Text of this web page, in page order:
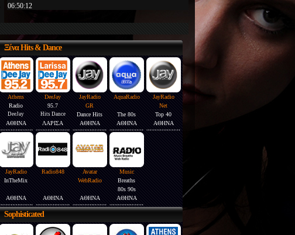
06:50:12
ΞέναHits & Dance
Athens
Radio
DeeJay
ΑΘΗΝΑ
DeeJay
95.7
Hits Dance
ΛΑΡΙΣΑ
JayRadio
GR
Dance Hits
ΑΘΗΝΑ
AquaRadio
The 80s
ΑΘΗΝΑ
JayRadio
Net
Top 40
ΑΘΗΝΑ
JayRadio
InTheMix
ΑΘΗΝΑ
Radio848
ΑΘΗΝΑ
Avatar
WebRadio
ΑΘΗΝΑ
Music
Breaths
80s 90s
ΑΘΗΝΑ
Sophisticated